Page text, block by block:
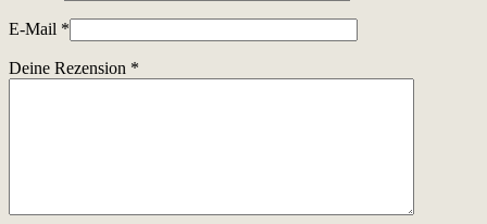
E-Mail *
Deine Rezension *